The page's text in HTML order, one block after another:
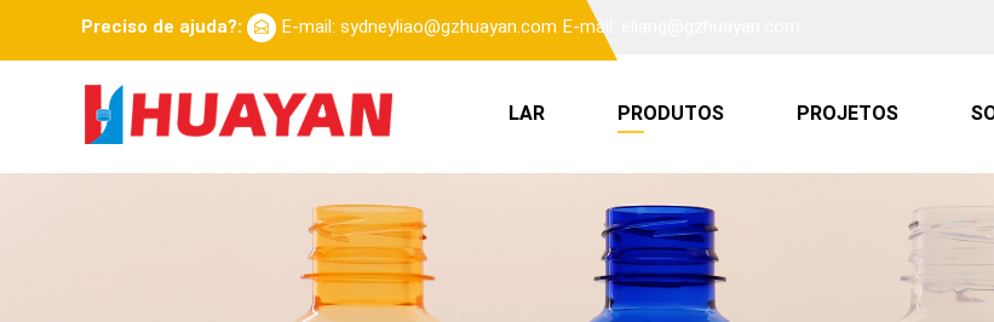
Preciso de ajuda?: E-mail: sydneyliao@gzhuayan.com E-mail: eliang@gzhuayan.com
LAR PRODUTOS PROJETOS